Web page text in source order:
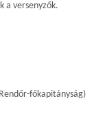
a versenyzők.
főkapitányság)